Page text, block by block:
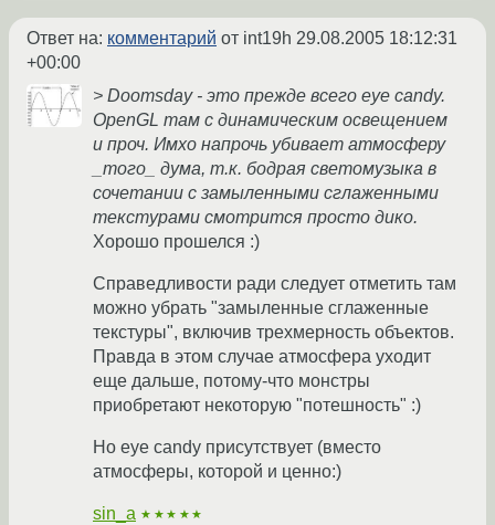
Ответ на: комментарий от int19h 29.08.2005 18:12:31
+00:00
> Doomsday - это прежде всего eye candy.
OpenGL там с динамическим освещением
и проч. Имхо напрочь убивает атмосферу
_того_ дума, т.к. бодрая светомузыка в
сочетании с замыленными сглаженными
текстурами смотрится просто дико.
Хорошо прошелся :)
Справедливости ради следует отметить там
можно убрать "замыленные сглаженные
текстуры", включив трехмерность объектов.
Правда в этом случае атмосфера уходит
еще дальше, потому-что монстры
приобретают некоторую "потешность" :)
Но eye candy присутствует (вместо
атмосферы, которой и ценно:)
sin_a ★★★★★